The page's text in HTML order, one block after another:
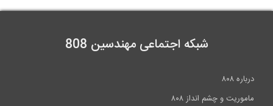
شبکه اجتماعی مهندسین 808
درباره ۸۰۸
ماموریت و چشم انداز ۸۰۸